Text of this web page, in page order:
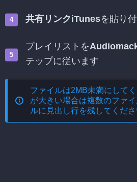
共有リンクiTunesを貼り
プレイリストを
テップに従います
ファイルは2MB未満にして
が大きい場合は複数のファ
ルに見出し行を残してくださ